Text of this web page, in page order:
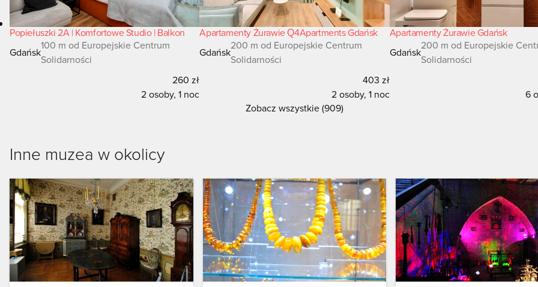
Popiełuszki 2A | Komfortowe Studio | Balkon
Gdańsk
100 m od Europejskie Centrum
Solidarności
260 zł
2 osoby, 1 noc
Apartamenty Żurawie Q4Apartments Gdańsk
Gdańsk
200 m od Europejskie Centrum
Solidarności
403 zł
2 osoby, 1 noc
Apartamenty Żurawie Gdańsk
Gdańsk
200 m od Europejskie
Solidarności
6
Zobacz wszystkie (909)
Inne muzea w okolicy